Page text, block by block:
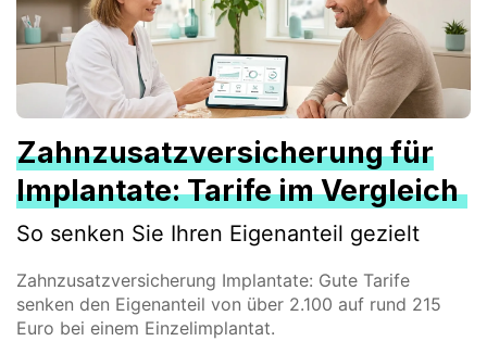
Zahnzusatzversicherung für
Implantate: Tarife im Vergleich
So senken Sie Ihren Eigenanteil gezielt
Zahnzusatzversicherung Implantate: Gute Tarife
senken den Eigenanteil von über 2.100 auf rund 215
Euro bei einem Einzelimplantat.